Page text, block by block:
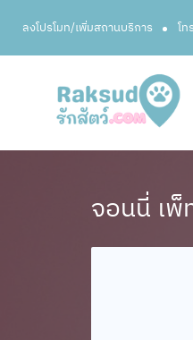
ลงโปรโมท/เพิ่มสถานบริการ โ
จอนนี่ เ